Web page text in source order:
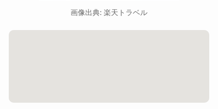
画像出典: 楽天トラベル